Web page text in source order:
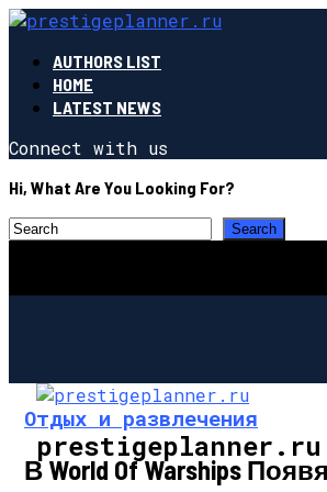
AUTHORS LIST
HOME
LATEST NEWS
Connect with us
Hi, What Are You Looking For?
prestigeplanner.ru
Отдых и развлечения
В World Of Warships